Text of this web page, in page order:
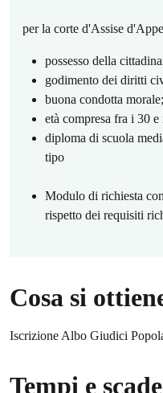
per la corte d'Assise
possesso della
godimento dei diritti
buona condotta morale;
età compresa fra i 30
diploma di scuola
tipo
Modulo di richiesta
rispetto dei requisiti
Cosa si
Iscrizione Albo Giudici
Tempi e